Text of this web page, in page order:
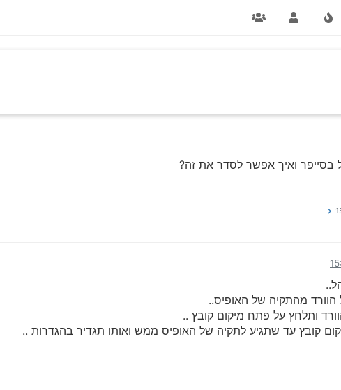
בסייפר ואיך אפשר לסדר את זה?
מהתקיה של האופיס..
ותלחץ על פתח מיקום קובץ ..
קובץ עד שתגיע לתקיה של האופיס ממש ואותו תגדיר בהגדרות ..